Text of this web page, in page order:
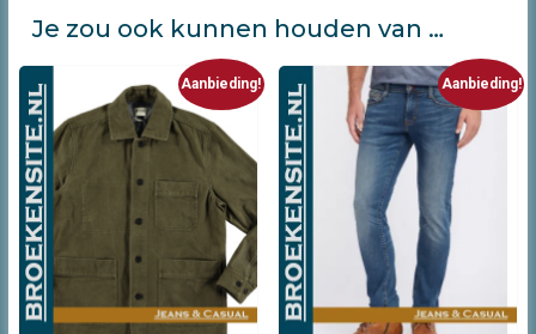
Je zou ook kunnen houden van …
Aanbieding! Aanbieding!